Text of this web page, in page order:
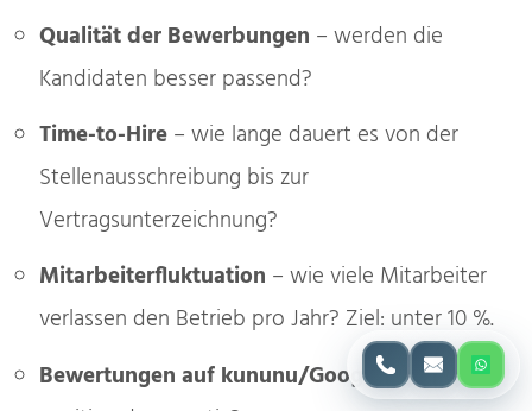
Qualität der Bewerbungen – werden die
Kandidaten besser passend?
Time-to-Hire – wie lange dauert es von der
Stellenausschreibung bis zur
Vertragsunterzeichnung?
Mitarbeiterfluktuation – wie viele Mitarbeiter
verlassen den Betrieb pro Jahr? Ziel: unter 10 %.
Bewertungen auf kununu/Google– Trend